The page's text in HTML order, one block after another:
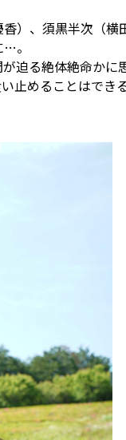
）、須黒半次（
。
る――絶体絶命か
止めることはでき